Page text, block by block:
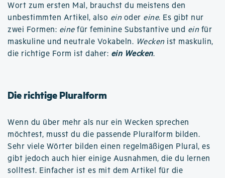
Wort zum ersten Mal, brauchst du meistens den
unbestimmten Artikel, also ein oder eine. Es gibt nur
zwei Formen: einefür feminine Substantive und ein für
maskuline und neutrale Vokabeln. Wecken ist maskulin,
die richtige Form ist daher: ein Wecken.
Die richtige Pluralform
Wenn du über mehr als nur ein Wecken sprechen
möchtest, musst du die passende Pluralform bilden.
Sehr viele Wörter bilden einen regelmäßigen Plural, es
gibt jedoch auch hier einige Ausnahmen, die du lernen
solltest. Einfacher ist es mit dem Artikel für die